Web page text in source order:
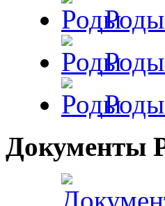
Роды
Роды
Роды
Документы